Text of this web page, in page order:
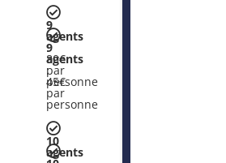
9
agents
:
80€
par
personne
10
agents
9
agents
:
45€
par
personne